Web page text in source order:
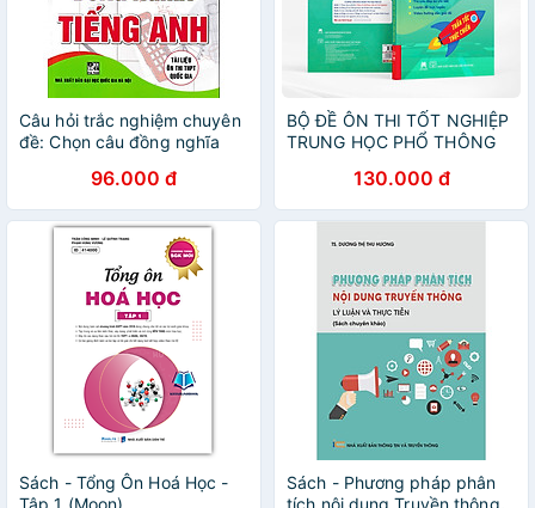
Câu hỏi trắc nghiệm chuyên
đề: Chọn câu đồng nghĩa
96.000 đ
BỘ ĐỀ ÔN THI TỐT NGHIỆP
TRUNG HỌC PHỔ THÔNG
Trang- Nhà xuất bản Đại
học Sư phạm
130.000 đ
Sách - Tổng Ôn Hoá Học -
Tập 1 (Moon)
Sách - Phương pháp phân
tích nội dung Truyền thông,